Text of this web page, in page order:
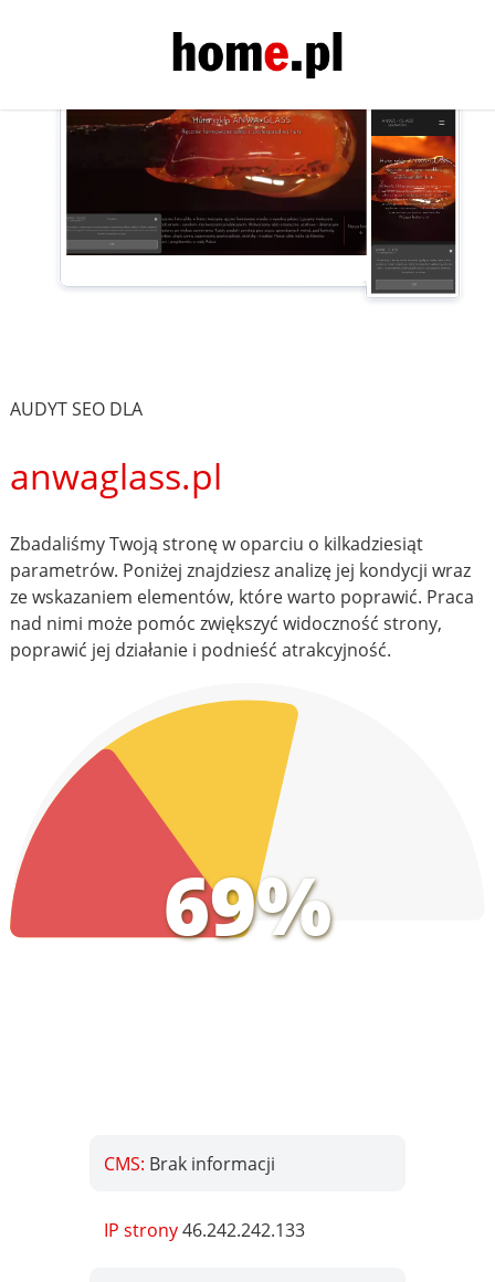
AUDYT SEO DLA
anwaglass.pl
Zbadaliśmy Twoją stronę w oparciu o kilkadziesiąt
parametrów. Poniżej znajdziesz analizę jej kondycji wraz
ze wskazaniem elementów, które warto poprawić. Praca
nad nimi może pomóc zwiększyć widoczność strony,
poprawić jej działanie i podnieść atrakcyjność.
69%
CMS: Brak informacji
IP strony46.242.242.133